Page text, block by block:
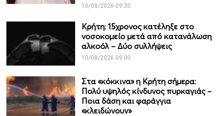
10/08/2026 09:20
Κρήτη: 15χρονος κατέληξε στο
νοσοκομείο μετά από κατανάλωση
αλκοόλ – Δύο συλλήψεις
10/08/2026 09:00
Στα «κόκκινα» η Κρήτη σήμερα:
Πολύ υψηλός κίνδυνος πυρκαγιάς –
Ποια δάση και φαράγγια
«κλειδώνουν»